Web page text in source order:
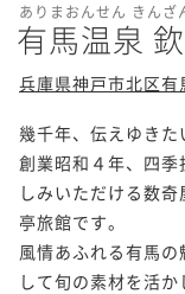
ありまおんせん きんざ
有馬温泉
兵庫県神戸市北区
幾千年、伝えゆきた
創業昭和４年、四
しみいただける数
亭旅館です。
風情あふれる有馬
して旬の素材を活か